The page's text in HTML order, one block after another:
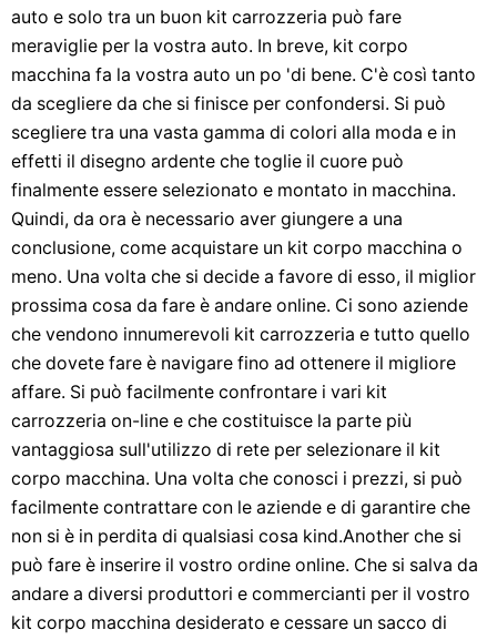
auto e solo tra un buon kit carrozzeria può fare
meraviglie per la vostra auto. In breve, kit corpo
macchina fa la vostra auto un po 'di bene. C'è così tanto
da scegliere da che si finisce per confondersi. Si può
scegliere tra una vasta gamma di colori alla moda e in
effetti il ​​disegno ardente che toglie il cuore può
finalmente essere selezionato e montato in macchina.
Quindi, da ora è necessario aver giungere a una
conclusione, come acquistare un kit corpo macchina o
meno. Una volta che si decide a favore di esso, il miglior
prossima cosa da fare è andare online. Ci sono aziende
che vendono innumerevoli kit carrozzeria e tutto quello
che dovete fare è navigare fino ad ottenere il migliore
affare. Si può facilmente confrontare i vari kit
carrozzeria on-line e che costituisce la parte più
vantaggiosa sull'utilizzo di rete per selezionare il kit
corpo macchina. Una volta che conosci i prezzi, si può
facilmente contrattare con le aziende e di garantire che
non si è in perdita di qualsiasi cosa kind.Another che si
può fare è inserire il vostro ordine online. Che si salva da
andare a diversi produttori e commercianti per il vostro
kit corpo macchina desiderato e cessare un sacco di